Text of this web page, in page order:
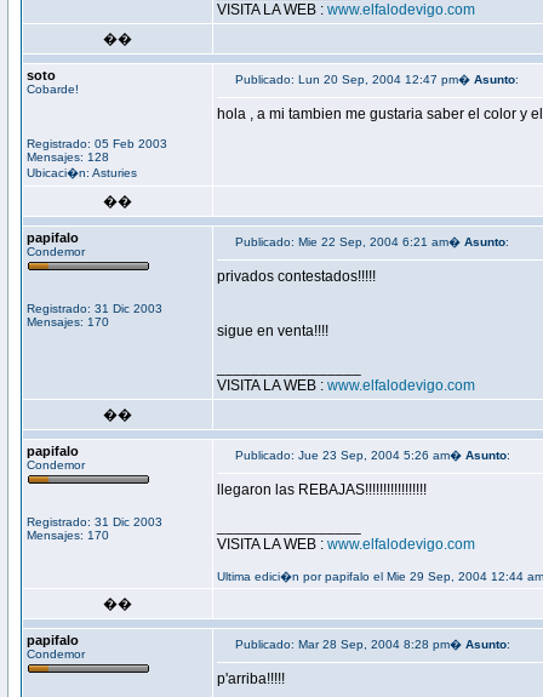
VISITA LA WEB : www.elfalodevigo.com
��
soto
Cobarde!
Registrado: 05 Feb 2003
Mensajes: 128
Ubicaci�n: Asturies
Publicado: Lun 20 Sep, 2004 12:47 pm� Asunto:
hola , a mi tambien me gustaria saber el color y
��
papifalo
Condemor
Registrado: 31 Dic 2003
Mensajes: 170
Publicado: Mie 22 Sep, 2004 6:21 am� Asunto:
privados contestados!!!!!
sigue en venta!!!!
VISITA LA WEB : www.elfalodevigo.com
��
papifalo
Condemor
Registrado: 31 Dic 2003
Mensajes: 170
Publicado: Jue 23 Sep, 2004 5:26 am� Asunto:
llegaron las REBAJAS!!!!!!!!!!!!!!!!!
VISITA LA WEB : www.elfalodevigo.com
Ultima edici�n por papifalo el Mie 29 Sep, 2004 12:44
��
papifalo
Condemor
Publicado: Mar 28 Sep, 2004 8:28 pm� Asunto:
p'arriba!!!!!